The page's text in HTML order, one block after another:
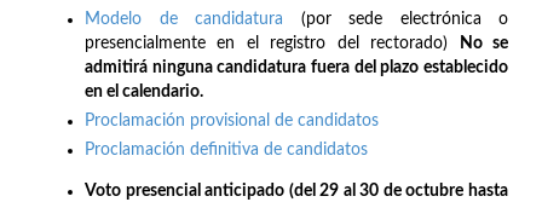
Modelo de candidatura (por sede electrónica o
presencialmente en el registro del rectorado)
No se
admitirá ninguna candidatura fuera del plazo establecido
en el calendario.
Proclamación provisional de candidatos
Proclamación definitiva de candidatos
Voto presencial anticipado (del 29 al 30 de octubre hasta